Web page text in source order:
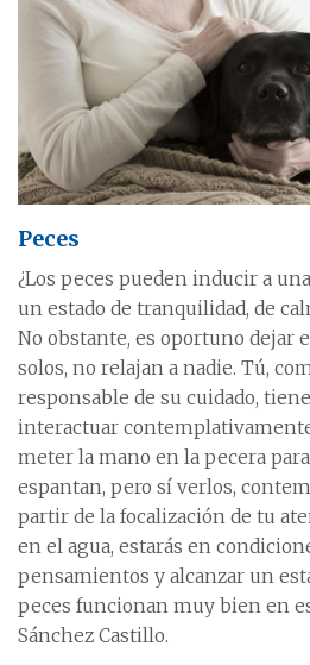
Peces
¿Los peces pueden inducir a
un estado de tranquilidad, de
No obstante, es oportuno dejar
solos, no relajan a nadie. Tú,
responsable de su cuidado,
interactuar
meter la mano en la pecera
espantan, pero sí verlos,
partir de la focalización de tu
en el agua, estarás en
pensamientos y alcanzar un
peces funcionan muy bien en
Sánchez Castillo.